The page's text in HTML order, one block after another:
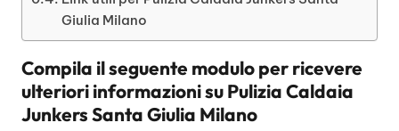
Giulia Milano
Compila il seguente modulo per ricevere
ulteriori informazioni suPulizia Caldaia
Junkers Santa Giulia Milano